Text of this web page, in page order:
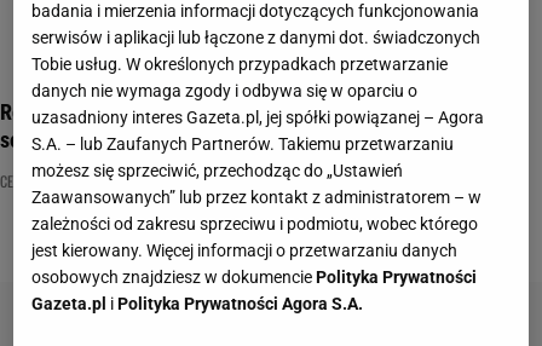
Rozpoznasz gwiazdy na zdjęciach z młodości? Tu przyda się
sokole oko!
CELEBRYCI GWIAZDY METAMORFOZY GWIAZD
badania i mierzenia informacji dotyczących funkcjonowania
serwisów i aplikacji lub łączone z danymi dot. świadczonych
Tobie usług. W określonych przypadkach przetwarzanie
danych nie wymaga zgody i odbywa się w oparciu o
uzasadniony interes Gazeta.pl, jej spółki powiązanej – Agora
S.A. – lub Zaufanych Partnerów. Takiemu przetwarzaniu
możesz się sprzeciwić, przechodząc do „Ustawień
Zaawansowanych” lub przez kontakt z administratorem – w
zależności od zakresu sprzeciwu i podmiotu, wobec którego
jest kierowany. Więcej informacji o przetwarzaniu danych
osobowych znajdziesz w dokumencie Polityka Prywatności
Gazeta.pl i Polityka Prywatności Agora S.A.